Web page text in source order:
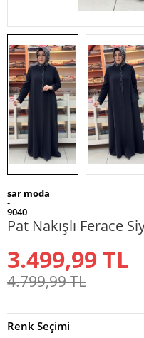
sar moda
-
9040
Pat Nakışlı Ferace
3.499,99TL
4.799,99TL
Renk Seçimi